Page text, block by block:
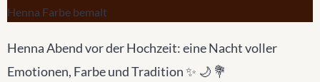
Henna Abend vor der Hochzeit: eine Nacht voller
Emotionen, Farbe und Tradition ✨ 🌙 💐